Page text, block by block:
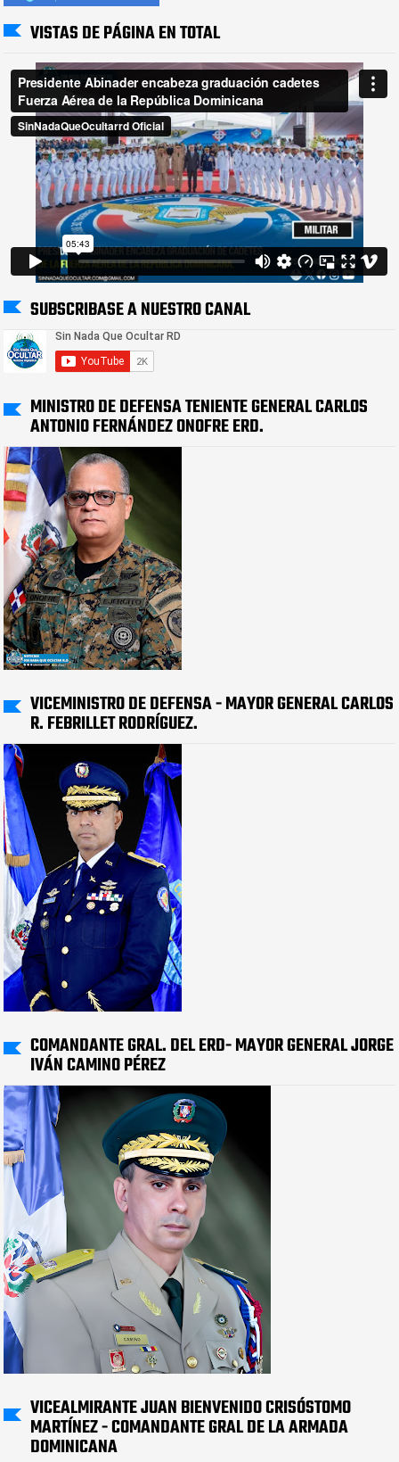
VISTAS DE PÁGINA EN TOTAL
SUBSCRIBASE A NUESTRO CANAL
MINISTRO DE DEFENSA TENIENTE GENERAL CARLOS
ANTONIO FERNÁNDEZ ONOFRE ERD.
VICEMINISTRO DE DEFENSA - MAYOR GENERAL CARLOS
R. FEBRILLET RODRÍGUEZ.
COMANDANTE GRAL. DEL ERD- MAYOR GENERAL JORGE
IVÁN CAMINO PÉREZ
VICEALMIRANTE JUAN BIENVENIDO CRISÓSTOMO
MARTÍNEZ - COMANDANTE GRAL DE LA ARMADA
DOMINICANA